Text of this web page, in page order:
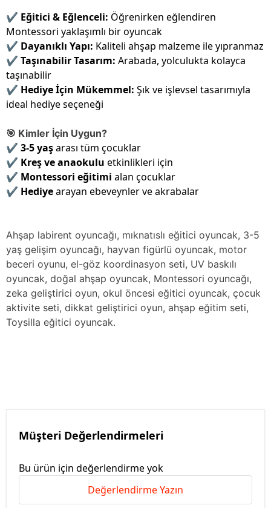
✔ Eğitici & Eğlenceli: Öğrenirken eğlendiren
Montessori yaklaşımlı bir oyuncak
✔ Dayanıklı Yapı: Kaliteli ahşap malzeme ile yıpranmaz
✔ Taşınabilir Tasarım: Arabada, yolculukta kolayca
taşınabilir
✔ Hediye İçin Mükemmel: Şık ve işlevsel tasarımıyla
ideal hediye seçeneği
🎯 Kimler İçin Uygun?
✔ 3-5 yaşarası tüm çocuklar
✔ Kreş ve anaokulu etkinlikleri için
✔ Montessori eğitimi alan çocuklar
✔ Hediyearayan ebeveynler ve akrabalar
Ahşap labirent oyuncağı, mıknatıslı eğitici oyuncak, 3-5
yaş gelişim oyuncağı, hayvan figürlü oyuncak, motor
beceri oyunu, el-göz koordinasyon seti, UV baskılı
oyuncak, doğal ahşap oyuncak, Montessori oyuncağı,
zeka geliştirici oyun, okul öncesi eğitici oyuncak, çocuk
aktivite seti, dikkat geliştirici oyun, ahşap eğitim seti,
Toysilla eğitici oyuncak.
Müşteri Değerlendirmeleri
Bu ürün için değerlendirme yok
Değerlendirme Yazın